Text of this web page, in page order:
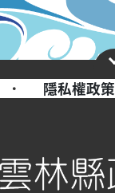
· 隱私權政策